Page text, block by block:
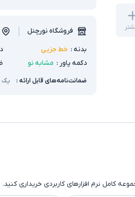
فروشگاه نورچنل
بدنه : خط جزیی
دکمه پاور : مشابه نو
ضمانت‌نامه‌های قابل ارائه : یک
کامل نرم افزارهای کاربردی خریداری کنید.